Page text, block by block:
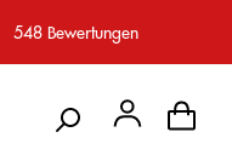
548 Bewertungen